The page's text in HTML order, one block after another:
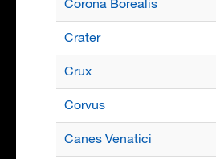
Corona Borealis
Crater
Crux
Corvus
Canes Venatici